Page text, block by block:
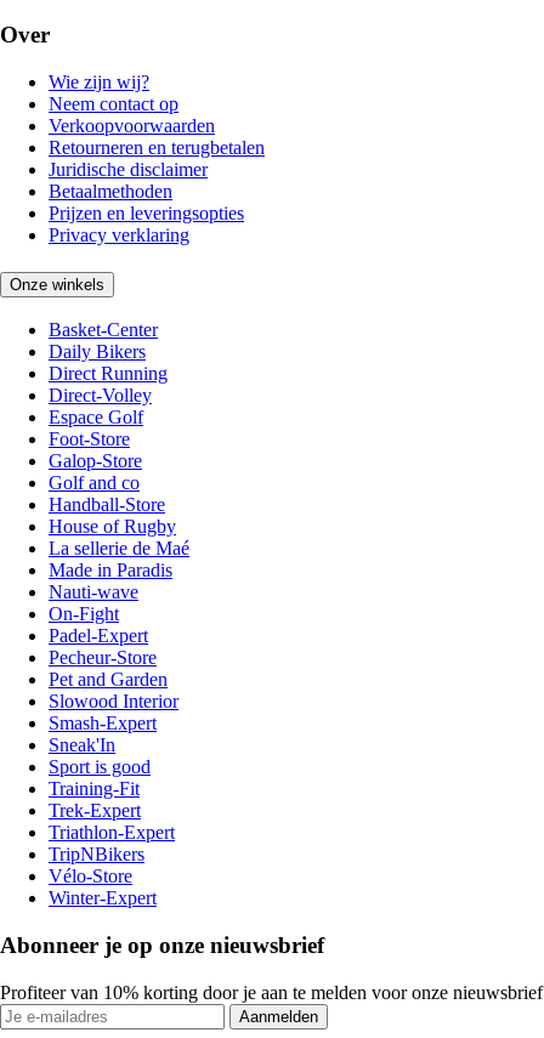
Over
Wie zijn wij?
Neem contact op
Verkoopvoorwaarden
Retourneren en terugbetalen
Juridische disclaimer
Betaalmethoden
Prijzen en leveringsopties
Privacy verklaring
Onze winkels
Basket-Center
Daily Bikers
Direct Running
Direct-Volley
Espace Golf
Foot-Store
Galop-Store
Golf and co
Handball-Store
House of Rugby
La sellerie de Maé
Made in Paradis
Nauti-wave
On-Fight
Padel-Expert
Pecheur-Store
Pet and Garden
Slowood Interior
Smash-Expert
Sneak'In
Sport is good
Training-Fit
Trek-Expert
Triathlon-Expert
TripNBikers
Vélo-Store
Winter-Expert
Abonneer je op onze nieuwsbrief
Profiteer van 10% korting door je aan te melden voor onze nieuwsbrief
Aanmelden